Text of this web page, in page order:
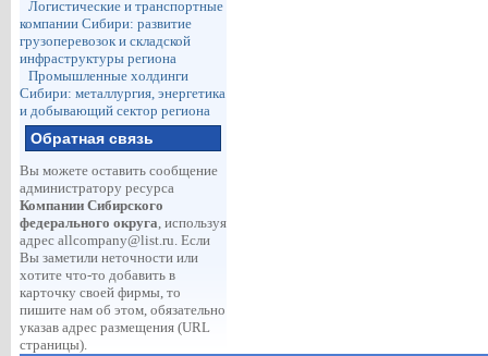
Логистические и транспортные
компании Сибири: развитие
грузоперевозок и складской
инфраструктуры региона
Промышленные холдинги
Сибири: металлургия, энергетика
и добывающий сектор региона
Обратная связь
Вы можете оставить сообщение
администратору ресурса
Компании Сибирского
федерального округа, используя
адрес allcompany@list.ru. Если
Вы заметили неточности или
хотите что-то добавить в
карточку своей фирмы, то
пишите нам об этом, обязательно
указав адрес размещения (URL
страницы).